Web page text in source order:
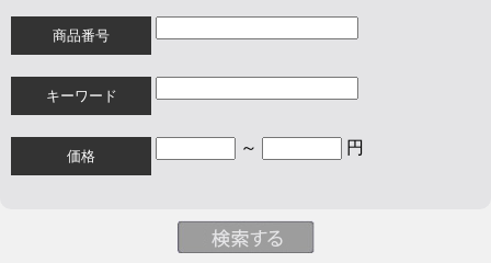
商品番号
キーワード
価格 ～ 円